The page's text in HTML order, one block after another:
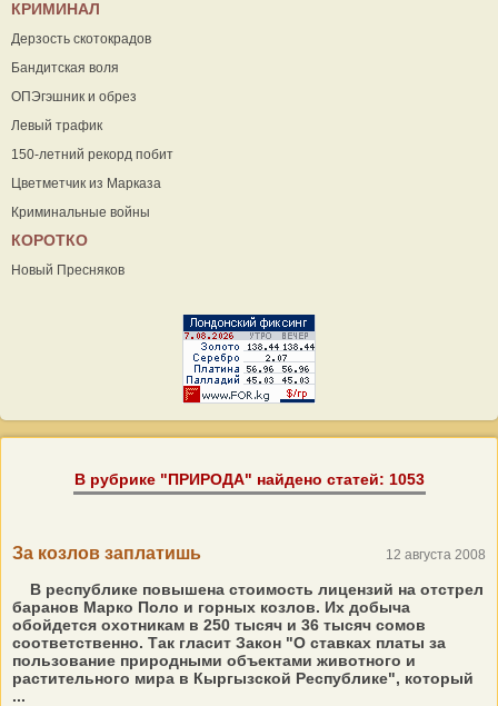
КРИМИНАЛ
Дерзость скотокрадов
Бандитская воля
ОПЭгэшник и обрез
Левый трафик
150-летний рекорд побит
Цветметчик из Марказа
Криминальные войны
КОРОТКО
Новый Пресняков
В рубрике "ПРИРОДА" найдено статей: 1053
За козлов заплатишь 12 августа 2008
В республике повышена стоимость лицензий на отстрел
баранов Марко Поло и горных козлов. Их добыча
обойдется охотникам в 250 тысяч и 36 тысяч сомов
соответственно. Так гласит Закон "О ставках платы за
пользование природными объектами животного и
растительного мира в Кыргызской Республике", который
...